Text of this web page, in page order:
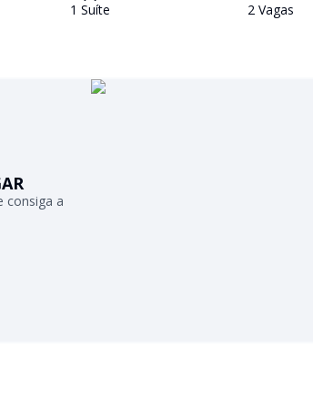
1 Suíte 2Vagas
consiga a